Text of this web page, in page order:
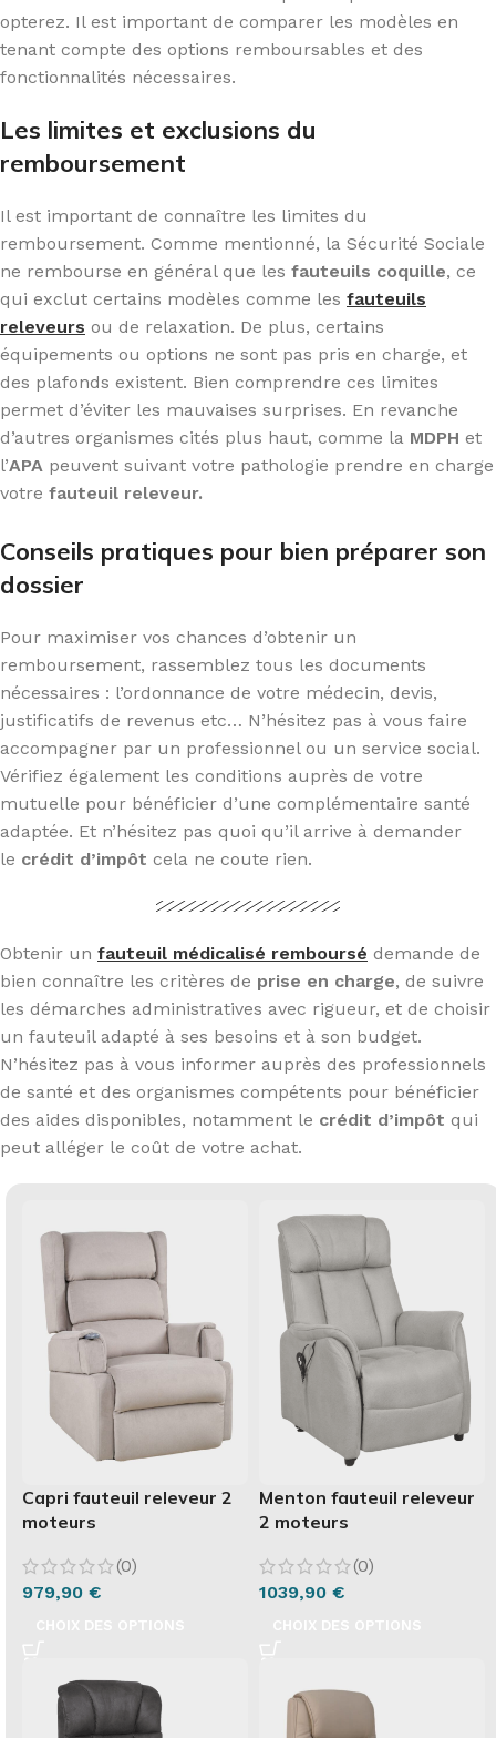
opterez. Il est important de comparer les modèles en
tenant compte des options remboursables et des
fonctionnalités nécessaires.
Les limites et exclusions du
remboursement
Il est important de connaître les limites du
remboursement. Comme mentionné, la Sécurité Sociale
ne rembourse en général que les fauteuils coquille, ce
qui exclut certains modèles comme les fauteuils
releveurs ou de relaxation. De plus, certains
équipements ou options ne sont pas pris en charge, et
des plafonds existent. Bien comprendre ces limites
permet d’éviter les mauvaises surprises. En revanche
d’autres organismes cités plus haut, comme la MDPH et
l’APA peuvent suivant votre pathologie prendre en charge
votre fauteuil releveur.
Conseils pratiques pour bien préparer son
dossier
Pour maximiser vos chances d’obtenir un
remboursement, rassemblez tous les documents
nécessaires : l’ordonnance de votre médecin, devis,
justificatifs de revenus etc… N’hésitez pas à vous faire
accompagner par un professionnel ou un service social.
Vérifiez également les conditions auprès de votre
mutuelle pour bénéficier d’une complémentaire santé
adaptée. Et n’hésitez pas quoi qu’il arrive à demander
le crédit d’impôt cela ne coute rien.
Obtenir un fauteuil médicalisé remboursé demande de
bien connaître les critères de prise en charge, de suivre
les démarches administratives avec rigueur, et de choisir
un fauteuil adapté à ses besoins et à son budget.
N’hésitez pas à vous informer auprès des professionnels
de santé et des organismes compétents pour bénéficier
des aides disponibles, notamment le crédit d’impôt qui
peut alléger le coût de votre achat.
Capri fauteuil releveur 2
moteurs
(0)
979,90 €
Menton fauteuil releveur
2 moteurs
(0)
1039,90 €